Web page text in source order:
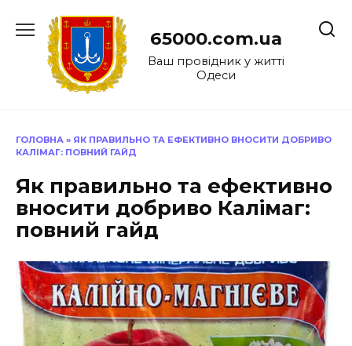
до
65000.com.ua
Ваш провідник у житті
Одеси
ГОЛОВНА » ЯК ПРАВИЛЬНО ТА ЕФЕКТИВНО ВНОСИТИ ДОБРИВО
КАЛІМАГ: ПОВНИЙ ГАЙД
Як правильно та ефективно
вносити добриво Калімаг:
повний гайд